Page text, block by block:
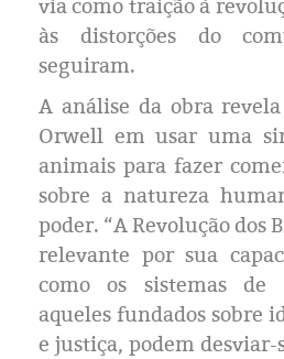
via como traição à
às distorções do
seguiram.
A análise da obra
Orwell em usar uma
animais para fazer
sobre a natureza
poder. “A Revolução dos
relevante por sua
como os sistemas de
aqueles fundados sobre
e justiça, podem desviar-